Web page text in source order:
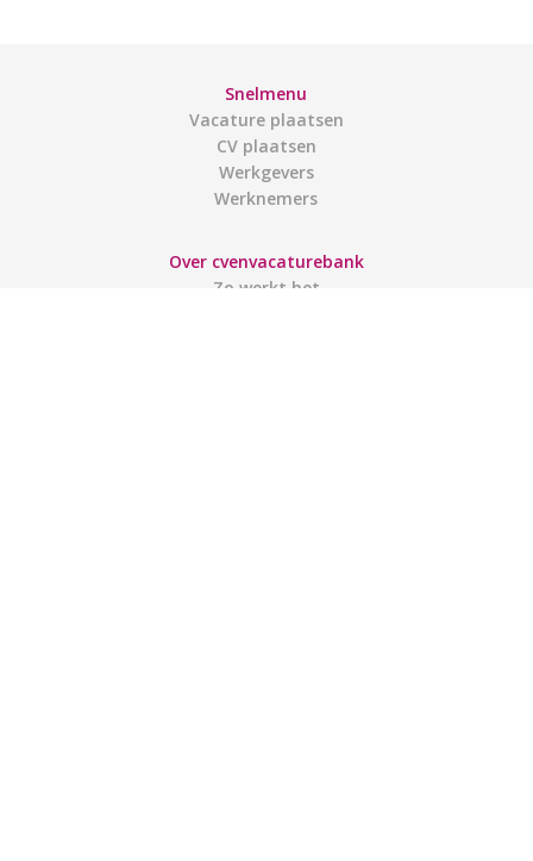
Snelmenu
Vacature plaatsen
CV plaatsen
Werkgevers
Werknemers
Over cvenvacaturebank
Zo werkt het